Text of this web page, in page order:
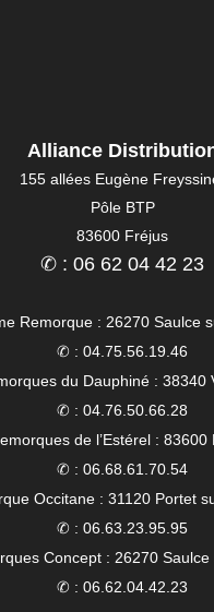
Alliance
155 allées Eugène
Pôle BTP
83600 Fréjus
✆ : 06 62 04 42 23
Remorque : 26270 Saulce
✆ : 04.75.56.19.46
du Dauphiné : 38340
✆ : 04.76.50.66.28
de l’Estérel : 83600
✆ : 06.68.61.70.54
Occitane : 31120 Portet
✆ : 06.63.23.95.95
Concept : 26270
✆ : 06.62.04.42.23